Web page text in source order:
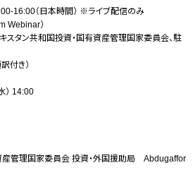
16:00（日本時間） ※ライブ配信のみ
Webinar）
スタン共和国投資・国有資産管理国家委員会、駐
付き）
） 14:00
産管理国家委員会 投資・外国援助局 Abdugaffor